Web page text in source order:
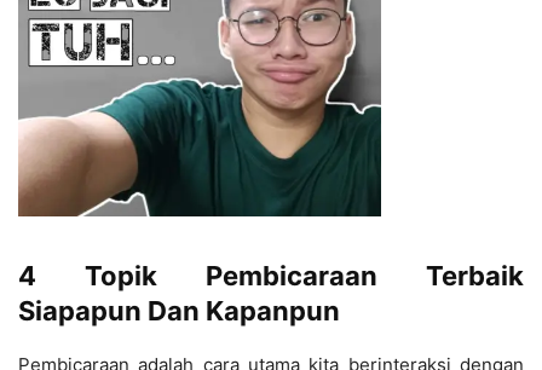
4 Topik Pembicaraan Terbaik
Siapapun Dan Kapanpun
Pembicaraan adalah cara utama kita berinteraksi dengan